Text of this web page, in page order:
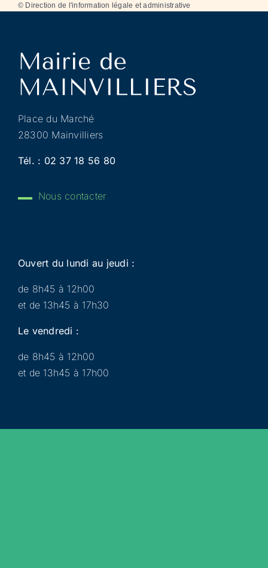
© Direction de l'information légale et administrative
Place du Marché
28300 Mainvilliers
Tél. : 02 37 18 56 80
Nous contacter
Ouvert du lundi au jeudi :
de 8h45 à 12h00
et de 13h45 à 17h30
Le vendredi :
de 8h45 à 12h00
et de 13h45 à 17h00